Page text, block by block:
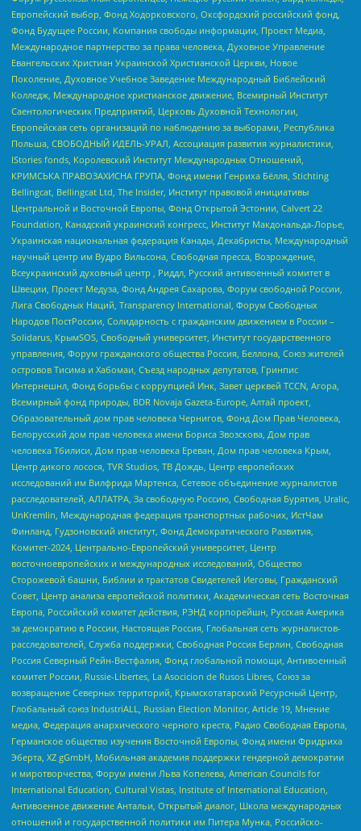
Европейский выбор, Фонд Ходорковского, Оксфордский российский фонд,
Фонд Будущее России, Компания свободы информации, Проект Медиа,
Международное партнерство за права человека, Духовное Управление
Евангельских Христиан Украинской Христианской Церкви, Новое
Поколение, Духовное Учебное Заведение Международный Библейский
Колледж, Международное христианское движение, Всемирный Институт
Саентологических Предприятий, Церковь Духовной Технологии,
Европейская сеть организаций по наблюдению за выборами, Республика
Польша, СВОБОДНЫЙ ИДЕЛЬ-УРАЛ, Ассоциация развития журналистики,
IStories fonds, Королевский Институт Международных Отношений,
КРИМСЬКА ПРАВОЗАХИСНА ГРУПА, Фонд имени Генриха Бёлля, Stichting
Bellingcat, Bellingcat Ltd, The Insider, Институт правовой инициативы
Центральной и Восточной Европы, Фонд Открытой Эстонии, Calvert 22
Foundation, Канадский украинский конгресс, Институт Макдональда-Лорье,
Украинская национальная федерация Канады, Декабристы, Международный
научный центр им Вудро Вильсона, Свободная пресса, Возрождение,
Всеукраинский духовный центр , Риддл, Русский антивоенный комитет в
Швеции, Проект Медуза, Фонд Андрея Сахарова, Форум свободной России,
Лига Свободных Наций, Transparеncy International, Форум Свободных
Народов ПостРоссии, Солидарность с гражданским движением в России –
Solidarus, КрымSOS, Свободный университет, Институт государственного
управления, Форум гражданского общества Россия, Беллона, Союз жителей
островов Тисима и Хабомаи, Съезд народных депутатов, Гринпис
Интернешнл, Фонд борьбы с коррупцией Инк, Завет церквей TCCN, Агора,
Всемирный фонд природы, BDR Novaja Gazeta-Europe, Алтай проект,
Образовательный дом прав человека Чернигов, Фонд Дом Прав Человека,
Белорусский дом прав человека имени Бориса Звозскова, Дом прав
человека Тбилиси, Дом прав человека Ереван, Дом прав человека Крым,
Центр дикого лосося, TVR Studios, ТВ Дождь, Центр европейских
исследований им Вилфрида Мартенса, Сетевое объединение журналистов
расследователей, АЛЛАТРА, За свободную Россию, Свободная Бурятия, Uralic,
UnKremlin, Международная федерация транспортных рабочих, ИстЧам
Финланд, Гудзоновский институт, Фонд Демократического Развития,
Комитет-2024, Центрально-Европейский университет, Центр
восточноевропейских и международных исследований, Общество
Сторожевой башни, Библии и трактатов Свидетелей Иеговы, Гражданский
Совет, Центр анализа европейской политики, Академическая сеть Восточная
Европа, Российский комитет действия, РЭНД корпорейшн, Русская Америка
за демократию в России, Настоящая Россия, Глобальная сеть журналистов-
расследователей, Служба поддержки, Свободная Россия Берлин, Свободная
Россия Северный Рейн-Вестфалия, Фонд глобальной помощи, Антивоенный
комитет России, Russie-Libertes, La Asocicion de Rusos Libres, Союз за
возвращение Северных территорий, Крымскотатарский Ресурсный Центр,
Глобальный союз IndustriALL, Russian Election Monitor, Article 19, Мнение
медиа, Федерация анархического черного креста, Радио Свободная Европа,
Германское общество изучения Восточной Европы, Фонд имени Фридриха
Эберта, XZ gGmbH, Мобильная академия поддержки гендерной демократии
и миротворчества, Форум имени Льва Копелева, American Councils for
International Education, Cultural Vistas, Institute of International Education,
Антивоенное движение Антальи, Открытый диалог, Школа международных
отношений и государственной политики им Питера Мунка, Российско-